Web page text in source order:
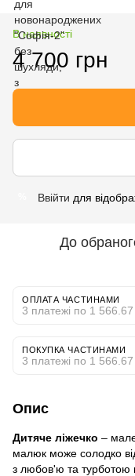
В наявності
4 700 грн
Ввійти для
До
ОПЛАТА ЧАСТИНАМИ
3 платежі по 1 566.67
ПОКУПКА ЧАСТИНАМИ
3 платежі по 1 566.67
Опис
Дитяче ліжечко –
малюк може солодко
з любов'ю та турботою